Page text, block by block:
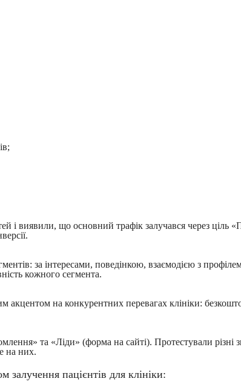
і виявили, що основний трафік залучався через ціль
за інтересами, поведінкою, взаємодією з
кожного сегмента.
акцентом на конкурентних перевагах клініки:
та «Ліди» (форма на сайті). Протестували
на них.
залучення пацієнтів для клініки: